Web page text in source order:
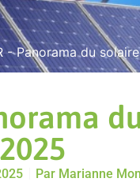
-Panorama du
Par Marianne